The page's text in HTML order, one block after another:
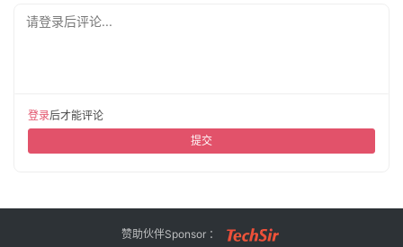
讯
快
专
请登录后评论...
登录后才能评论
提交
赞助伙伴Sponsor ：